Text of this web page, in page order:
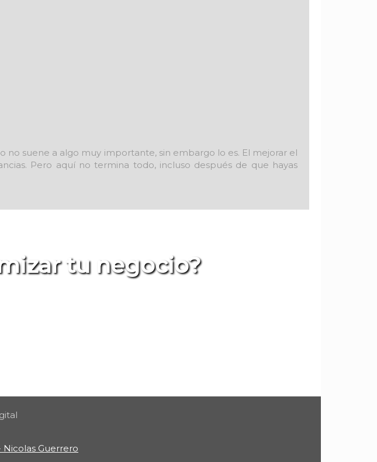
suene a algo muy importante, sin embargo lo es. El mejorar el
Pero aquí no termina todo, incluso después de que hayas
tu negocio?
Guerrero